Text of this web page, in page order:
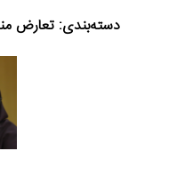
دسته‌بندی: تعارض